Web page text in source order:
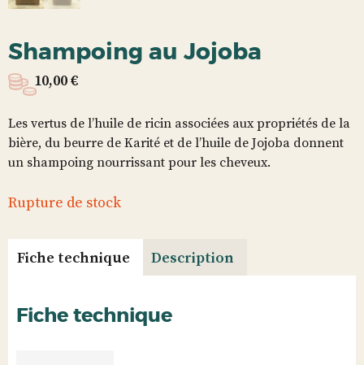
Shampoing au Jojoba
10,00€
Les vertus de l’huile de ricin associées aux propriétés de la
bière, du beurre de Karité et de l’huile de Jojoba donnent
un shampoing nourrissant pour les cheveux.
Rupture de stock
Fiche technique Description
Fiche technique